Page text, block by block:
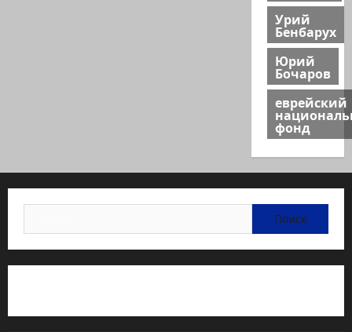
Урий
Бенбарух
Юрий
Бочаров
еврейский
фонд